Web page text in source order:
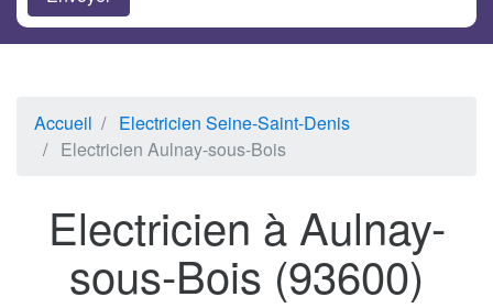
Accueil
Electricien Seine-Saint-Denis
Electricien Aulnay-sous-Bois
Electricien à Aulnay-
sous-Bois (93600)